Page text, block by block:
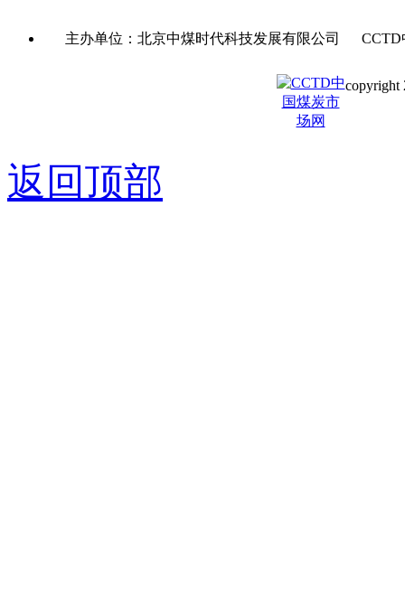
主办单位：北京中煤时代科技发展有限公司
copyright
返回顶部